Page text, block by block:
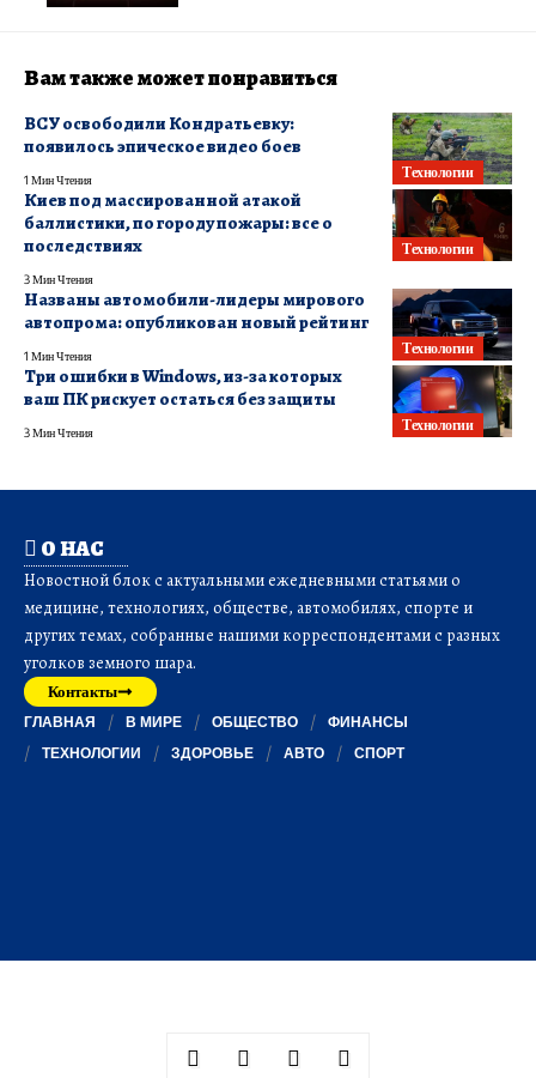
Вам также может понравиться
Технологии
ВСУ освободили Кондратьевку:
появилось эпическое видео боев
1 Мин Чтения
Технологии
Киев под массированной атакой
баллистики, по городу пожары: все о
последствиях
3 Мин Чтения
Технологии
Названы автомобили-лидеры мирового
автопрома: опубликован новый рейтинг
1 Мин Чтения
Технологии
Три ошибки в Windows, из-за которых
ваш ПК рискует остаться без защиты
3 Мин Чтения
О НАС
Новостной блок с актуальными ежедневными статьями о
медицине, технологиях, обществе, автомобилях, спорте и
других темах, собранные нашими корреспондентами с разных
уголков земного шара.
Контакты
ГЛАВНАЯ В МИРЕ ОБЩЕСТВО
ФИНАНСЫ
ТЕХНОЛОГИИ
ЗДОРОВЬЕ АВТО СПОРТ